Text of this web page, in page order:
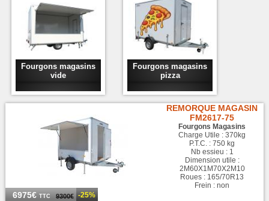
Fourgons magasins
vide
Fourgons magasins
pizza
6975€TTC 9300€ -25%
REMORQUE MAGASIN
FM2617-75
Fourgons Magasins
Charge Utile : 370kg
P.T.C. : 750 kg
Nb essieu : 1
Dimension utile :
2M60X1M70X2M10
Roues : 165/70R13
Frein : non